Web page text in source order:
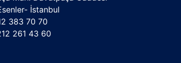
İstanbul
383 70 70
261 43 60